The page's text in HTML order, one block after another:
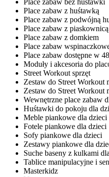
Place zabaw bez huśtawki
Place zabaw z huśtawką
Place zabaw z podwójną
Place zabaw z piaskownicą
Place zabaw z domkiem
Place zabaw
Place zabaw dostępne w
Moduły i akcesoria do
Street Workout sprzęt
Zestaw do Street Workout
Zestaw do Street Workout
Wewnętrzne place zabaw
Huśtawki do pokoju dla
Meble piankowe dla dzieci
Fotele piankowe dla dzieci
Sofy piankowe dla dzieci
Zestawy piankowe dla
Suche baseny z kulkami
Tablice manipulacyjne i
Masterkidz